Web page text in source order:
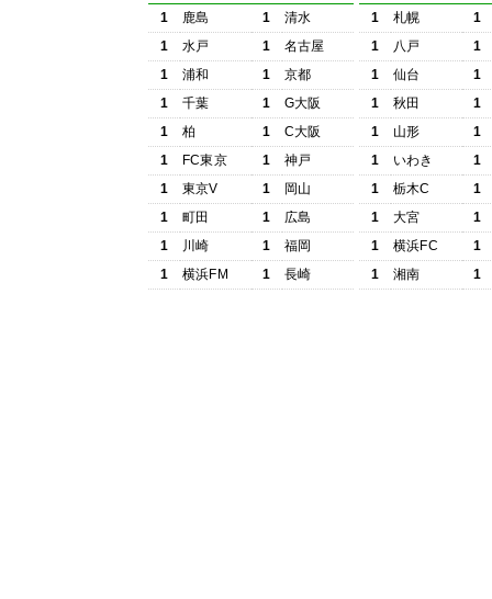
1 鹿島 1
清水
1
水戸 1
名古屋
1
浦和 1
京都
1
千葉 1
G大阪
1
柏 1
C大阪
1
FC東京 1
神戸
1
東京V 1
岡山
1
町田 1
広島
1
川崎 1
福岡
1
横浜FM 1 長崎
1 札幌
1
1
八戸
1
1
仙台
1
1
秋田
1
1
山形
1
1
いわき
1
1
栃木C
1
1
大宮
1
1
横浜FC
1
1
湘南 1